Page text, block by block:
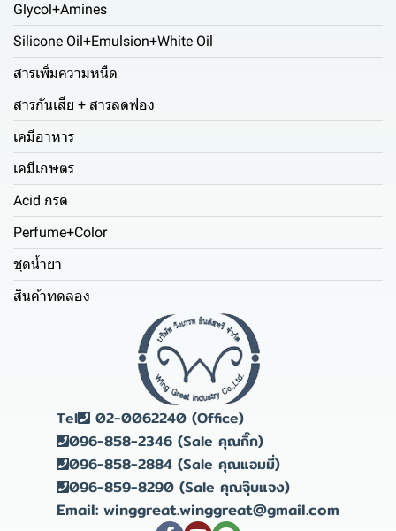
Glycol+Amines
Silicone Oil+Emulsion+White Oil
สารเพิ่มความหนืด
สารกันเสีย + สารลดฟอง
เคมีอาหาร
เคมีเกษตร
Acid กรด
Perfume+Color
ชุดน้ำยา
สินค้าทดลอง
Tel
02-0062240 (Office)
096-858-2346 (Sale คุณกิ๊ก)
096-858-2884 (Sale คุณแอมมี่)
096-859-8290 (Sale คุณจุ๊บแจง)
Email: winggreat.winggreat@gmail.com